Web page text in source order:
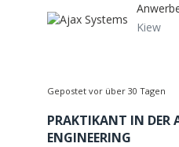
Kiew
Gepostet vor über 30 Tagen
PRAKTIKANT IN DER
ENGINEERING